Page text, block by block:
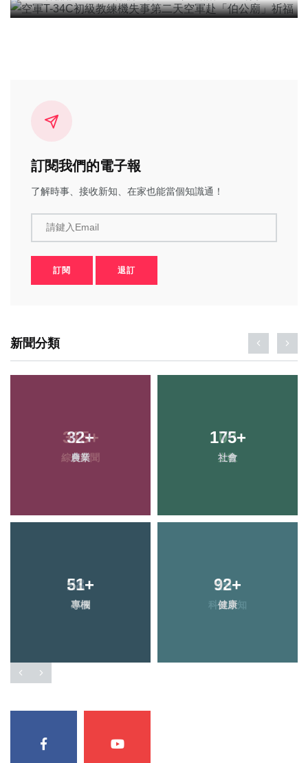
訂閱我們的電子報
了解時事、接收新知、在家也能當個知識通！
請鍵入Email
訂閱 退訂
新聞分類
32+
農業
175+
社會
51+
專欄
92+
健康